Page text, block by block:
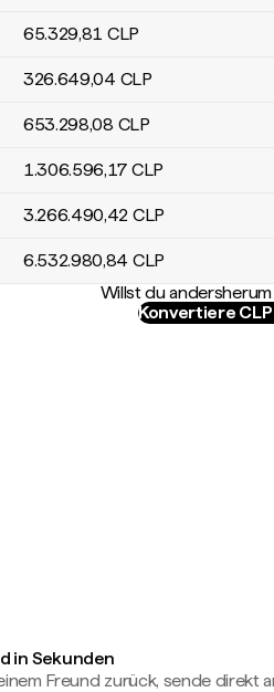
65.329,81 CLP
326.649,04 CLP
653.298,08 CLP
1.306.596,17 CLP
3.266.490,42 CLP
6.532.980,84 CLP
Willst du
Konvertiere CLP
in Sekunden
Freund zurück, sende direkt